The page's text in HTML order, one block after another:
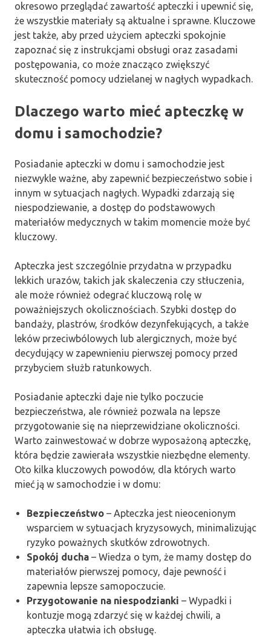
okresowo przeglądać zawartość apteczki i upewnić się,
że wszystkie materiały są aktualne i sprawne. Kluczowe
jest także, aby przed użyciem apteczki spokojnie
zapoznać się z instrukcjami obsługi oraz zasadami
postępowania, co może znacząco zwiększyć
skuteczność pomocy udzielanej w nagłych wypadkach.
Dlaczego warto mieć apteczkę w
domu i samochodzie?
Posiadanie apteczki w domu i samochodzie jest
niezwykle ważne, aby zapewnić bezpieczeństwo sobie i
innym w sytuacjach nagłych. Wypadki zdarzają się
niespodziewanie, a dostęp do podstawowych
materiałów medycznych w takim momencie może być
kluczowy.
Apteczka jest szczególnie przydatna w przypadku
lekkich urazów, takich jak skaleczenia czy stłuczenia,
ale może również odegrać kluczową rolę w
poważniejszych okolicznościach. Szybki dostęp do
bandaży, plastrów, środków dezynfekujących, a także
leków przeciwbólowych lub alergicznych, może być
decydujący w zapewnieniu pierwszej pomocy przed
przybyciem służb ratunkowych.
Posiadanie apteczki daje nie tylko poczucie
bezpieczeństwa, ale również pozwala na lepsze
przygotowanie się na nieprzewidziane okoliczności.
Warto zainwestować w dobrze wyposażoną apteczkę,
która będzie zawierała wszystkie niezbędne elementy.
Oto kilka kluczowych powodów, dla których warto
mieć ją w samochodzie i w domu:
Bezpieczeństwo – Apteczka jest nieocenionym
wsparciem w sytuacjach kryzysowych, minimalizując
ryzyko poważnych skutków zdrowotnych.
Spokój ducha – Wiedza o tym, że mamy dostęp do
materiałów pierwszej pomocy, daje pewność i
zapewnia lepsze samopoczucie.
Przygotowanie na niespodzianki – Wypadki i
kontuzje mogą zdarzyć się w każdej chwili, a
apteczka ułatwia ich obsługę.